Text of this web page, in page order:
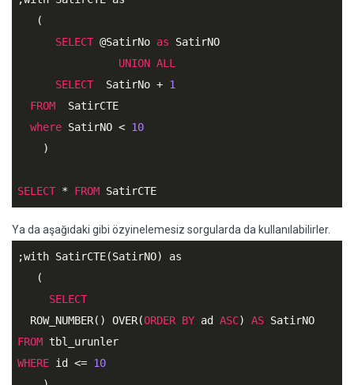
   (
SELECT @SatirNo as SatirNO
UNION ALL
SELECT
  SatirNo +
1
FROM
  SatirCTE
where SatirNO < 10
    )
SELECT * FROM SatirCTE
Ya da aşağıdaki gibi özyinelemesiz sorgularda da kullanılabilirler.
;with SatirCTE(SatirNO) as
   (
SELECT
  ROW_NUMBER() OVER(
ORDER BY ad ASC) AS
FROM
WHERE id <= 10